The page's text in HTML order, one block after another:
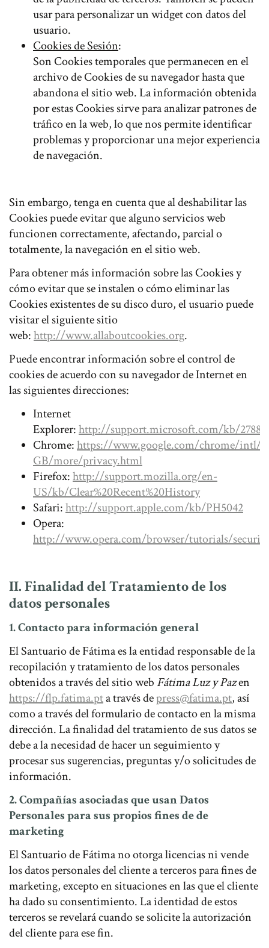
usar para personalizar un widget con datos del
usuario.
Cookies de Sesión:
Son Cookies temporales que permanecen en el
archivo de Cookies de su navegador hasta que
abandona el sitio web. La información obtenida
por estas Cookies sirve para analizar patrones de
tráfico en la web, lo que nos permite identificar
problemas y proporcionar una mejor experiencia
de navegación.
Sin embargo, tenga en cuenta que al deshabilitar las
Cookies puede evitar que alguno servicios web
funcionen correctamente, afectando, parcial o
totalmente, la navegación en el sitio web.
Para obtener más información sobre las Cookies y
cómo evitar que se instalen o cómo eliminar las
Cookies existentes de su disco duro, el usuario puede
visitar el siguiente sitio
web:http://www.allaboutcookies.org.
Puede encontrar información sobre el control de
cookies de acuerdo con su navegador de Internet en
las siguientes direcciones:
Internet
Explorer:http://support.microsoft.com/kb/
Chrome:https://www.google.com/chrome/intl/
GB/more/privacy.html
Firefox:http://support.mozilla.org/en-
US/kb/Clear%20Recent%20History
Safari:http://support.apple.com/kb/PH5042
Opera:
http://www.opera.com/browser/tutorials/
II. Finalidad del Tratamiento de los
datos personales
1. Contacto para información general
El Santuario de Fátima es la entidad responsable de la
recopilación y tratamiento de los datos personales
obtenidos a través del sitio web Fátima Luz y Pazen
https://flp.fatima.pta través depress@fatima.pt, así
como a través del formulario de contacto en la misma
dirección. La finalidad del tratamiento de sus datos se
debe a la necesidad de hacer un seguimiento y
procesar sus sugerencias, preguntas y/o solicitudes de
información.
2. Compañías asociadas que usan Datos
Personales para sus propios fines de de
marketing
El Santuario de Fátima no otorga licencias ni vende
los datos personales del cliente a terceros para fines de
marketing, excepto en situaciones en las que el cliente
ha dado su consentimiento. La identidad de estos
terceros se revelará cuando se solicite la autorización
del cliente para ese fin.